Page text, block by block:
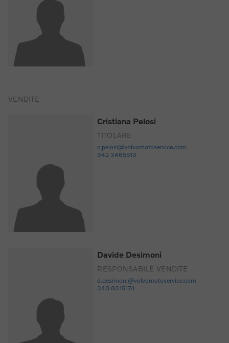
VENDITE
Cristiana Pelosi
TITOLARE
c.pelosi@volvomotoservice.com
342 3465513
Davide Desimoni
RESPONSABILE VENDITE
d.desimoni@volvomotoservice.com
340 8315174